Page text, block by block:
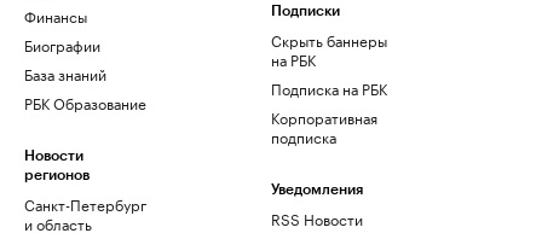
Финансы
Биографии
База знаний
РБК Образование
Новости
регионов
Санкт-Петербург
и область
Подписки
Скрыть баннеры
на РБК
Подписка на РБК
Корпоративная
подписка
Уведомления
RSS Новости